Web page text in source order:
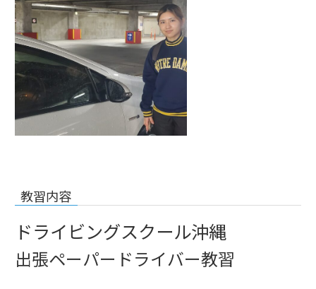
教習内容
ドライビングスクール沖縄
出張ペーパードライバー教習